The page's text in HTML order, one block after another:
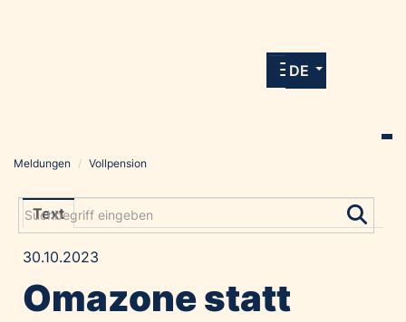
allen Meldungen und Downloads unserer
DE
Grayling Agentur
Alawyer
Amadeus Austrian Music Awards
Meldungen / Vollpension
Text
30.10.2023
Omazone statt